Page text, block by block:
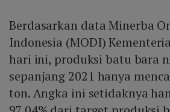
Berdasarkan data Minerba
Indonesia (MODI)
hari ini, produksi batu bara
sepanjang 2021 hanya
ton. Angka ini setidaknya